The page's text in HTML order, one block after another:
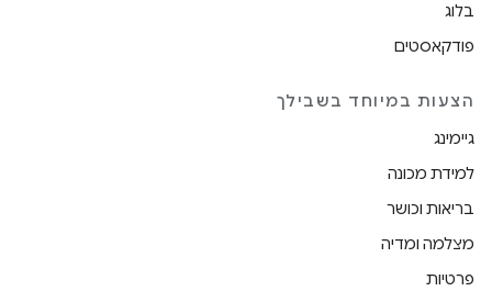
בלוג
פודקאסטים
הצעות במיוחד בשבילך
גיימינג
למידת מכונה
בריאות וכושר
מצלמה ומדיה
פרטיות